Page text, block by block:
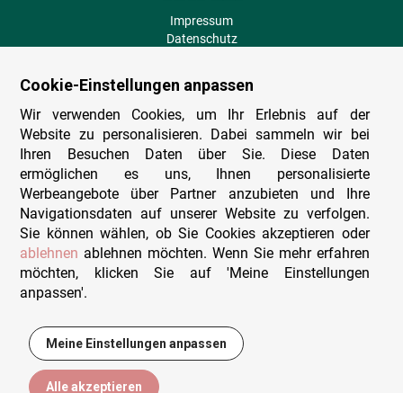
14,95 €
Impressum
Datenschutz
Versand und Lieferung
Zahlungsarten
Herstellungsland
Widerruf
Sitemap
Beratung & Support
Wir sind persönlich erreichbar
+49 (0)341 4912 210
Kontakt-Formular
Cookie-Einstellungen anpassen
Wir verwenden Cookies, um Ihr Erlebnis auf der
Website zu personalisieren. Dabei sammeln wir bei
Ihren Besuchen Daten über Sie. Diese Daten
ermöglichen es uns, Ihnen personalisierte
Werbeangebote über Partner anzubieten und Ihre
Navigationsdaten auf unserer Website zu verfolgen.
Sie können wählen, ob Sie Cookies akzeptieren oder
ablehnen ablehnen möchten. Wenn Sie mehr erfahren
möchten, klicken Sie auf 'Meine Einstellungen
anpassen'.
Meine Einstellungen anpassen
Alle akzeptieren